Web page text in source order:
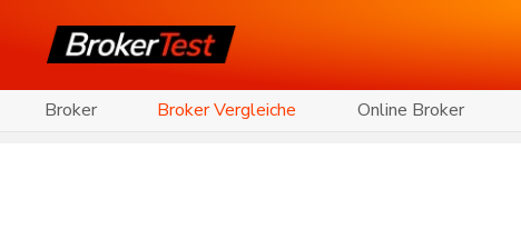
Broker Broker Vergleiche Online Broker